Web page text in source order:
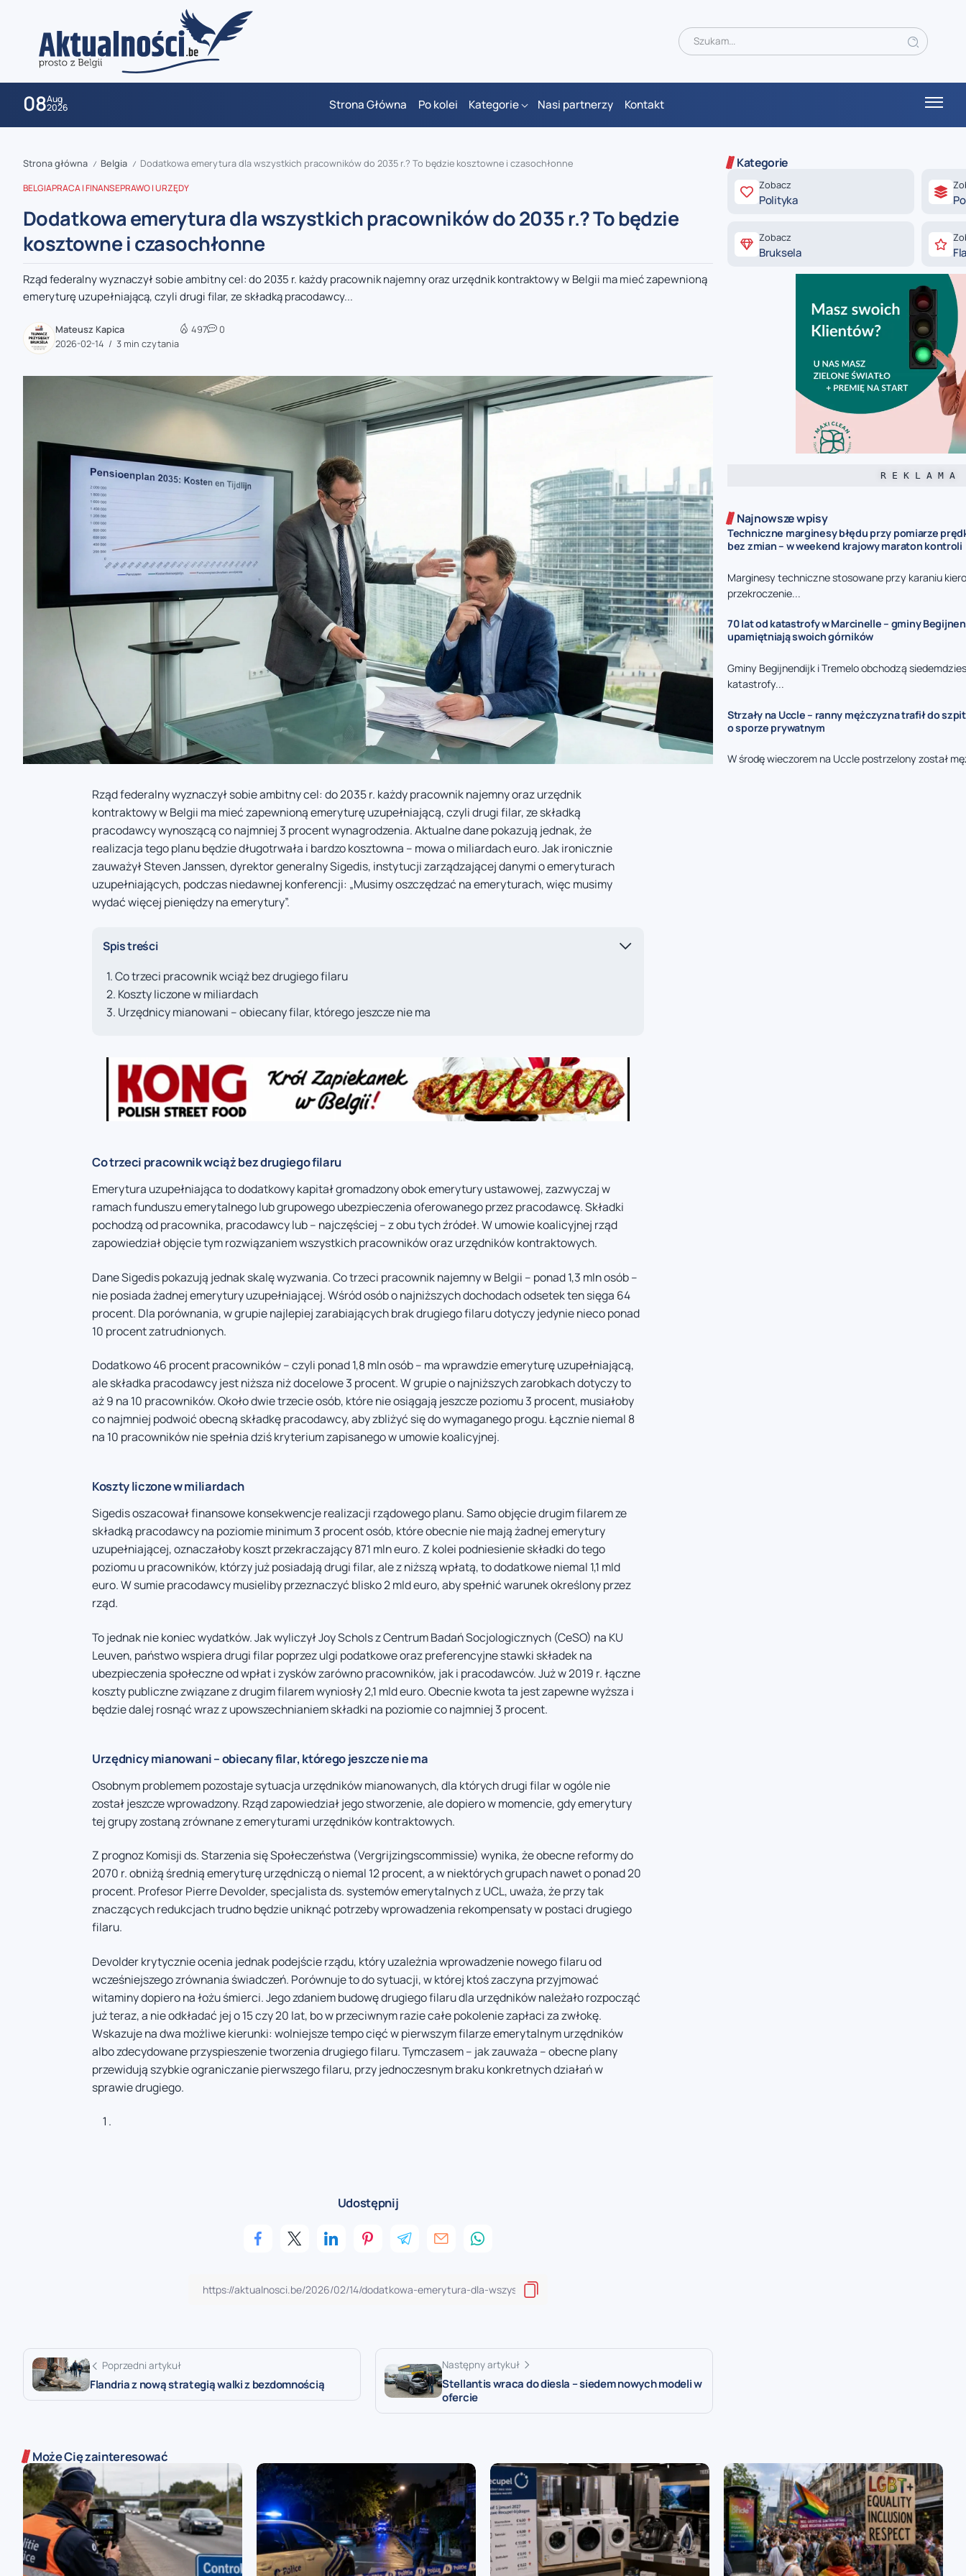
08Aug
2026 Strona Główna Po kolei Kategorie Nasi partnerzy Kontakt
zaobserwuj nas
zaobserwuj nas
zaobserwuj nas
zaobserwuj nas
Strona główna / Belgia / Dodatkowa emerytura dla wszystkich pracowników do 2035 r.? To będzie kosztowne i czasochłonne
BELGIAPRACA I FINANSEPRAWO I URZĘDY
Dodatkowa emerytura dla wszystkich pracowników do 2035 r.? To będzie
kosztowne i czasochłonne
Rząd federalny wyznaczył sobie ambitny cel: do 2035 r. każdy pracownik najemny oraz urzędnik kontraktowy w Belgii ma mieć zapewnioną
emeryturę uzupełniającą, czyli drugi filar, ze składką pracodawcy...
Mateusz Kapica
2026-02-14
3 min czytania
497 0
Rząd federalny wyznaczył sobie ambitny cel: do 2035 r. każdy pracownik najemny oraz urzędnik
kontraktowy w Belgii ma mieć zapewnioną emeryturę uzupełniającą, czyli drugi filar, ze składką
pracodawcy wynoszącą co najmniej 3 procent wynagrodzenia. Aktualne dane pokazują jednak, że
realizacja tego planu będzie długotrwała i bardzo kosztowna – mowa o miliardach euro. Jak ironicznie
zauważył Steven Janssen, dyrektor generalny Sigedis, instytucji zarządzającej danymi o emeryturach
uzupełniających, podczas niedawnej konferencji: „Musimy oszczędzać na emeryturach, więc musimy
wydać więcej pieniędzy na emerytury”.
Spis treści
Co trzeci pracownik wciąż bez drugiego filaru
Koszty liczone w miliardach
Urzędnicy mianowani – obiecany filar, którego jeszcze nie ma
Co trzeci pracownik wciąż bez drugiego filaru
Emerytura uzupełniająca to dodatkowy kapitał gromadzony obok emerytury ustawowej, zazwyczaj w
ramach funduszu emerytalnego lub grupowego ubezpieczenia oferowanego przez pracodawcę. Składki
pochodzą od pracownika, pracodawcy lub – najczęściej – z obu tych źródeł. W umowie koalicyjnej rząd
zapowiedział objęcie tym rozwiązaniem wszystkich pracowników oraz urzędników kontraktowych.
Dane Sigedis pokazują jednak skalę wyzwania. Co trzeci pracownik najemny w Belgii – ponad 1,3 mln osób –
nie posiada żadnej emerytury uzupełniającej. Wśród osób o najniższych dochodach odsetek ten sięga 64
procent. Dla porównania, w grupie najlepiej zarabiających brak drugiego filaru dotyczy jedynie nieco ponad
10 procent zatrudnionych.
Dodatkowo 46 procent pracowników – czyli ponad 1,8 mln osób – ma wprawdzie emeryturę uzupełniającą,
ale składka pracodawcy jest niższa niż docelowe 3 procent. W grupie o najniższych zarobkach dotyczy to
aż 9 na 10 pracowników. Około dwie trzecie osób, które nie osiągają jeszcze poziomu 3 procent, musiałoby
co najmniej podwoić obecną składkę pracodawcy, aby zbliżyć się do wymaganego progu. Łącznie niemal 8
na 10 pracowników nie spełnia dziś kryterium zapisanego w umowie koalicyjnej.
Koszty liczone w miliardach
Sigedis oszacował finansowe konsekwencje realizacji rządowego planu. Samo objęcie drugim filarem ze
składką pracodawcy na poziomie minimum 3 procent osób, które obecnie nie mają żadnej emerytury
uzupełniającej, oznaczałoby koszt przekraczający 871 mln euro. Z kolei podniesienie składki do tego
poziomu u pracowników, którzy już posiadają drugi filar, ale z niższą wpłatą, to dodatkowe niemal 1,1 mld
euro. W sumie pracodawcy musieliby przeznaczyć blisko 2 mld euro, aby spełnić warunek określony przez
rząd.
To jednak nie koniec wydatków. Jak wyliczył Joy Schols z Centrum Badań Socjologicznych (CeSO) na KU
Leuven, państwo wspiera drugi filar poprzez ulgi podatkowe oraz preferencyjne stawki składek na
ubezpieczenia społeczne od wpłat i zysków zarówno pracowników, jak i pracodawców. Już w 2019 r. łączne
koszty publiczne związane z drugim filarem wyniosły 2,1 mld euro. Obecnie kwota ta jest zapewne wyższa i
będzie dalej rosnąć wraz z upowszechnianiem składki na poziomie co najmniej 3 procent.
Urzędnicy mianowani – obiecany filar, którego jeszcze nie ma
Osobnym problemem pozostaje sytuacja urzędników mianowanych, dla których drugi filar w ogóle nie
został jeszcze wprowadzony. Rząd zapowiedział jego stworzenie, ale dopiero w momencie, gdy emerytury
tej grupy zostaną zrównane z emeryturami urzędników kontraktowych.
Z prognoz Komisji ds. Starzenia się Społeczeństwa (Vergrijzingscommissie) wynika, że obecne reformy do
2070 r. obniżą średnią emeryturę urzędniczą o niemal 12 procent, a w niektórych grupach nawet o ponad 20
procent. Profesor Pierre Devolder, specjalista ds. systemów emerytalnych z UCL, uważa, że przy tak
znaczących redukcjach trudno będzie uniknąć potrzeby wprowadzenia rekompensaty w postaci drugiego
filaru.
Devolder krytycznie ocenia jednak podejście rządu, który uzależnia wprowadzenie nowego filaru od
wcześniejszego zrównania świadczeń. Porównuje to do sytuacji, w której ktoś zaczyna przyjmować
witaminy dopiero na łożu śmierci. Jego zdaniem budowę drugiego filaru dla urzędników należało rozpocząć
już teraz, a nie odkładać jej o 15 czy 20 lat, bo w przeciwnym razie całe pokolenie zapłaci za zwłokę.
Wskazuje na dwa możliwe kierunki: wolniejsze tempo cięć w pierwszym filarze emerytalnym urzędników
albo zdecydowane przyspieszenie tworzenia drugiego filaru. Tymczasem – jak zauważa – obecne plany
przewidują szybkie ograniczanie pierwszego filaru, przy jednoczesnym braku konkretnych działań w
sprawie drugiego.
Udostępnij
Poprzedni artykuł
Flandria z nową strategią walki z bezdomnością
Następny artykuł
Stellantis wraca do diesla – siedem nowych modeli w
ofercie
Kategorie
Zobacz
Polityka
Zobacz
Bruksela
R E K L A M A
Najnowsze wpisy
Techniczne marginesy błędu przy pomiarze
bez zmian – w weekend krajowy maraton kontroli
Marginesy techniczne stosowane przy karaniu
przekroczenie...
70 lat od katastrofy w Marcinelle – gminy
upamiętniają swoich górników
Gminy Begijnendijk i Tremelo obchodzą
katastrofy...
Strzały na Uccle – ranny mężczyzna trafił do
o sporze prywatnym
W środę wieczorem na Uccle postrzelony został
Może Cię zainteresować